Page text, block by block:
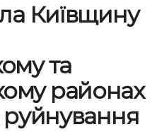
Київщину
та
районах
руйнування